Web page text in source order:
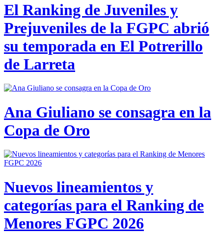
El Ranking de Juveniles y
Prejuveniles de la FGPC abrió
su temporada en El Potrerillo
de Larreta
Ana Giuliano se consagra en la
Copa de Oro
Nuevos lineamientos y
categorías para el Ranking de
Menores FGPC 2026